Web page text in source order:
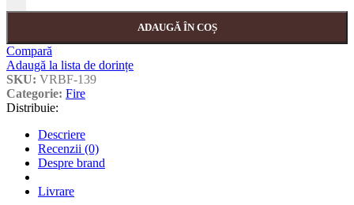
ADAUGĂ ÎN COȘ
Compară
Adaugă la lista de dorințe
SKU: VRBF-139
Categorie: Fire
Distribuie:
Descriere
Recenzii (0)
Despre brand
Livrare